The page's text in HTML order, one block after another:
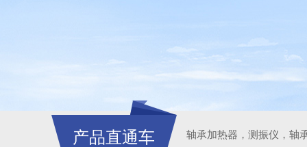
产品直通车 轴承加热器，测振仪，轴